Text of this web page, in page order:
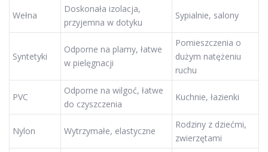
Wełna
Doskonała izolacja,
przyjemna w dotyku
Sypialnie, salony
Syntetyki
Odporne na plamy, łatwe
w pielęgnacji
Pomieszczenia o
dużym natężeniu
ruchu
PVC
Odporne na wilgoć, łatwe
do czyszczenia
Kuchnie, łazienki
Nylon Wytrzymałe, elastyczne
Rodziny z dziećmi,
zwierzętami